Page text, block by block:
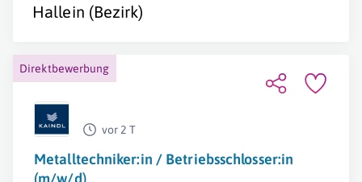
Hallein (Bezirk)
Direktbewerbung
vor 2 T
Metalltechniker:in / Betriebsschlosser:in
(m/w/d)